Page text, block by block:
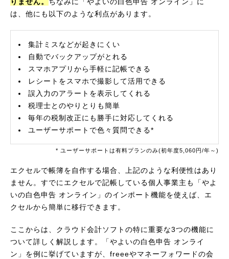
は、他にも以下のような利点があります。
集計ミスなどが起きにくい
自動でバックアップがとれる
スマホアプリから手軽に記帳できる
レシートをスマホで撮影して活用できる
誤入力のアラートを表示してくれる
税理士とのやりとりも簡単
毎年の税制改正にも勝手に対応してくれる
ユーザーサポートで色々質問できる*
* ユーザーサポートは有料プランのみ(初年度5,060円/年～)
エクセルで帳簿を自作する場合、上記のような利便性はあり
ません。すでにエクセルで記帳している個人事業主も「やよ
いの白色申告 オンライン」のインポート機能を使えば、エ
クセルから簡単に移行できます。
ここからは、クラウド会計ソフトの特に重要な3つの機能に
ついて詳しく解説します。「やよいの白色申告 オンライ
ン」を例に挙げていますが、freeeやマネーフォワードの会